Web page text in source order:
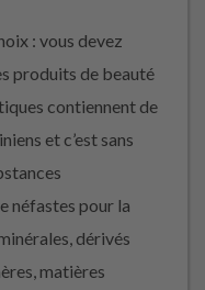
: vous devez
produits de beauté
contiennent de
et c’est sans
néfastes pour la
dérivés
matières